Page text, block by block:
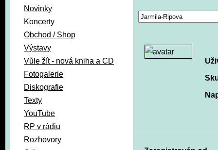
Novinky
Koncerty
Obchod / Shop
Výstavy
Vůle žít - nová kniha a CD
Fotogalerie
Diskografie
Texty
YouTube
RP v rádiu
Rozhovory